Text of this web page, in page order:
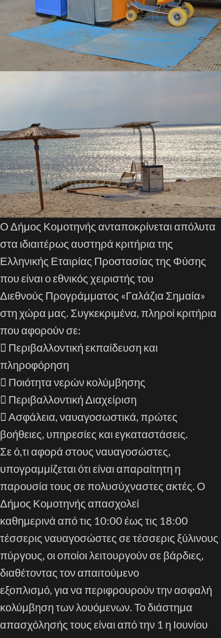
Ο Δήμος Κομοτηνής ανταποκρίνεται απόλυτα
στα ιδιαιτέρως αυστηρά κριτήρια της
Ελληνικής Εταιρίας Προστασίας της Φύσης
που είναι ο εθνικός χειριστής του
Διεθνούς Προγράμματος «Γαλάζια Σημαία»
στη χώρα μας. Συγκεκριμένα, πληροί κριτήρια
που αφορούν σε:
 Περιβαλλοντική εκπαίδευση και
πληροφόρηση
 Ποιότητα νερών κολύμβησης
 Περιβαλλοντική Διαχείριση
 Ασφάλεια, ναυαγοσωστικά, πρώτες
βοήθειες, υπηρεσίες και εγκαταστάσεις.
Σε ό,τι αφορά στους ναυαγοσώστες,
υπογραμμίζεται ότι είναι απαραίτητη η
παρουσία τους σε πολυσύχναστες ακτές. Ο
Δήμος Κομοτηνής απασχολεί
καθημερινά από τις 10:00 έως τις 18:00
τέσσερις ναυαγοσώστες σε τέσσερις ξύλινους
πύργους, οι οποίοι λειτουργούν σε βάρδιες,
διαθέτοντας τον απαιτούμενο
εξοπλισμό, για να περιφρουρούν την ασφαλή
κολύμβηση των λουόμενων. Το διάστημα
απασχόλησής τους είναι από την 1 η Ιουνίου